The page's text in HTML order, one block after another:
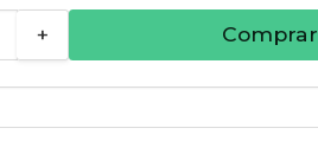
+ Comprar